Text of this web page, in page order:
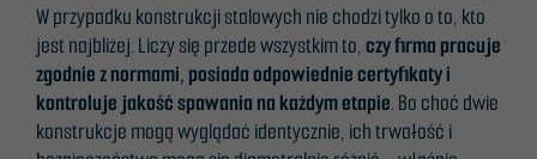
W przypadku konstrukcji stalowych nie chodzi tylko o to, kto
jest najbliżej. Liczy się przede wszystkim to,czy firma pracuje
zgodnie z normami, posiada odpowiednie certyfikaty i
kontroluje jakość spawania na każdym etapie. Bo choć dwie
konstrukcje mogą wyglądać identycznie, ich trwałość i